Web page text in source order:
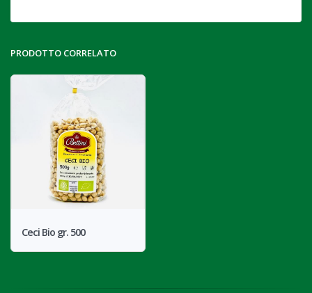
PRODOTTO CORRELATO
Ceci Bio gr. 500